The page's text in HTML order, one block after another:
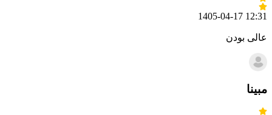
1405-04-17 12:31
عالی بودن
مبینا